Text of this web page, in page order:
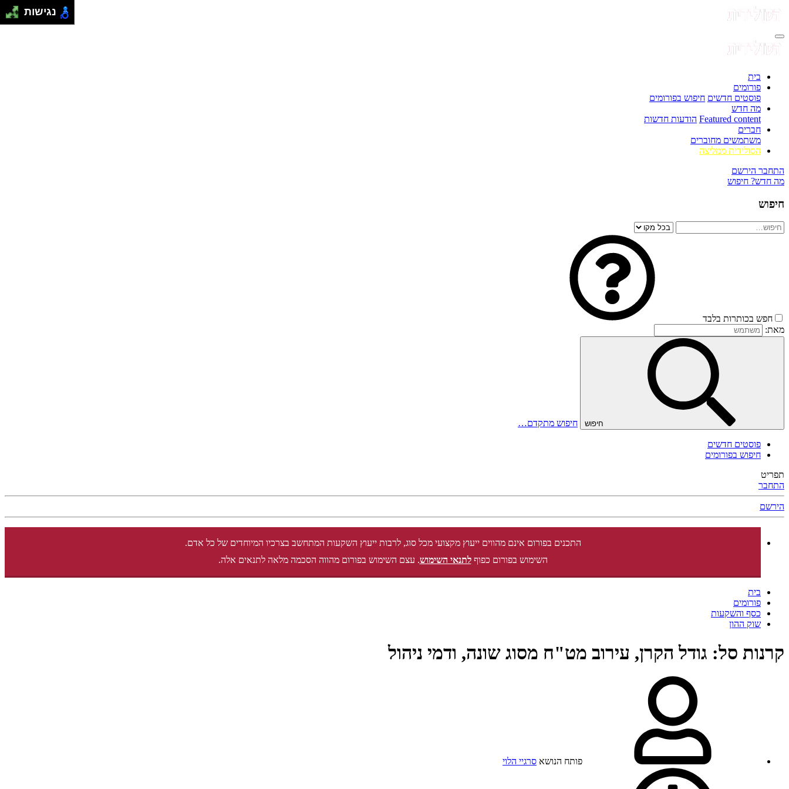
בית
פורומים
פוסטים חדשים חיפוש בפורומים
מה חדש
Featured content הודעות חדשות
חברים
משתמשים מחוברים
הסולידית ממליצה
התחבר הירשם
מה חדש? חיפוש
חיפוש
חפש בכותרות בלבד
מאת:
חיפוש חיפוש מתקדם…
פוסטים חדשים
חיפוש בפורומים
תפריט
התחבר
הירשם
התכנים בפורום אינם מהווים ייעוץ מקצועי מכל סוג, לרבות ייעוץ השקעות המתחשב בצרכיו המיוחדים של כל אדם.
השימוש בפורום כפוףלתנאי השימוש. עצם השימוש בפורום מהווה הסכמה מלאה לתנאים אלה.
בית
פורומים
כסף והשקעות
שוק ההון
קרנות סל: גודל הקרן, עירוב מט"ח מסוג שונה, ודמי ניהול
פותח הנושא סרגיי הלוי
נגישות